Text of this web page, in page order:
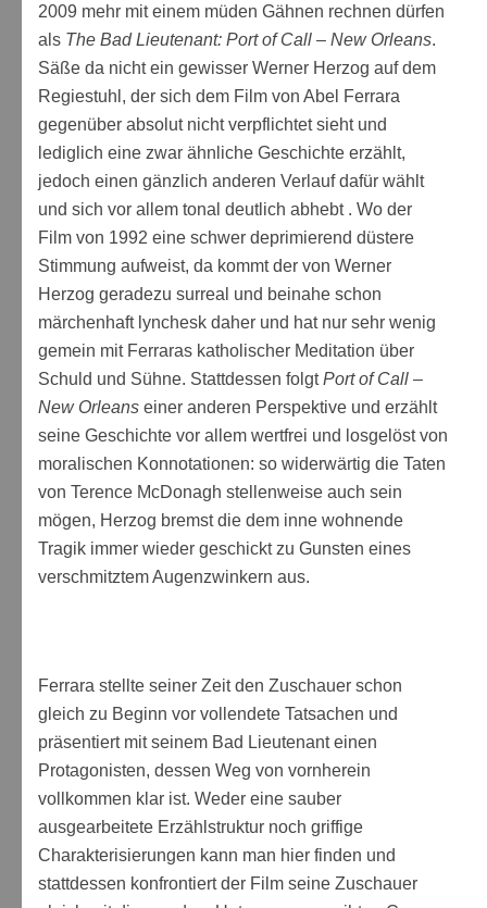
2009 mehr mit einem müden Gähnen rechnen dürfen
als The Bad Lieutenant: Port of Call – New Orleans.
Säße da nicht ein gewisser Werner Herzog auf dem
Regiestuhl, der sich dem Film von Abel Ferrara
gegenüber absolut nicht verpflichtet sieht und
lediglich eine zwar ähnliche Geschichte erzählt,
jedoch einen gänzlich anderen Verlauf dafür wählt
und sich vor allem tonal deutlich abhebt . Wo der
Film von 1992 eine schwer deprimierend düstere
Stimmung aufweist, da kommt der von Werner
Herzog geradezu surreal und beinahe schon
märchenhaft lynchesk daher und hat nur sehr wenig
gemein mit Ferraras katholischer Meditation über
Schuld und Sühne. Stattdessen folgtPort of Call –
New Orleans einer anderen Perspektive und erzählt
seine Geschichte vor allem wertfrei und losgelöst von
moralischen Konnotationen: so widerwärtig die Taten
von Terence McDonagh stellenweise auch sein
mögen, Herzog bremst die dem inne wohnende
Tragik immer wieder geschickt zu Gunsten eines
verschmitztem Augenzwinkern aus.
Ferrara stellte seiner Zeit den Zuschauer schon
gleich zu Beginn vor vollendete Tatsachen und
präsentiert mit seinem Bad Lieutenant einen
Protagonisten, dessen Weg von vornherein
vollkommen klar ist. Weder eine sauber
ausgearbeitete Erzählstruktur noch griffige
Charakterisierungen kann man hier finden und
stattdessen konfrontiert der Film seine Zuschauer